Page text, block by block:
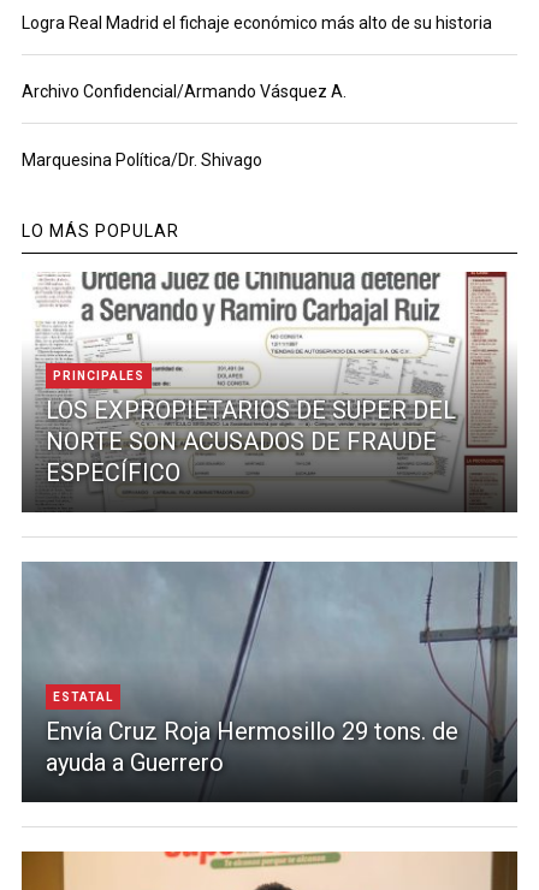
Logra Real Madrid el fichaje económico más alto de su historia
Archivo Confidencial/Armando Vásquez A.
Marquesina Política/Dr. Shivago
LO MÁS POPULAR
PRINCIPALES
LOS EXPROPIETARIOS DE SUPER DEL
NORTE SON ACUSADOS DE FRAUDE
ESPECÍFICO
ESTATAL
Envía Cruz Roja Hermosillo 29 tons. de
ayuda a Guerrero